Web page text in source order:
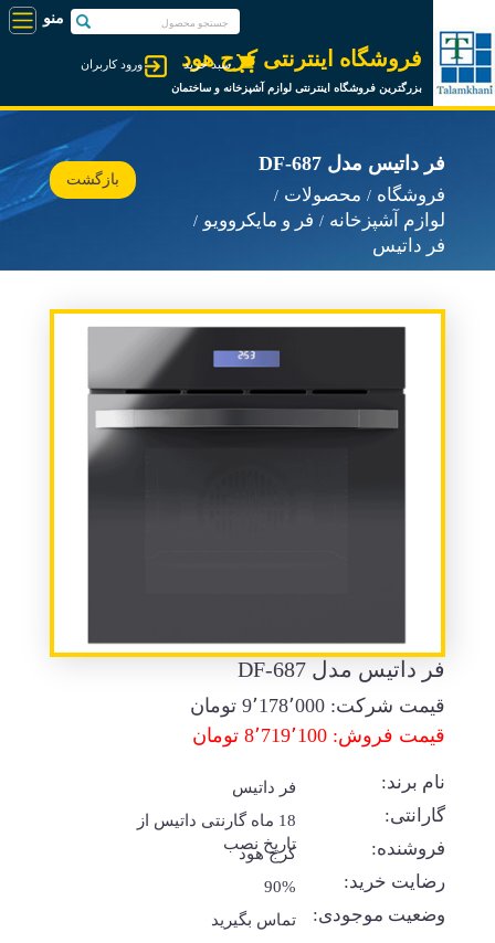
فروشگاه اینترنتی کرج هود
بزرگترین فروشگاه اینترنتی لوازم آشپزخانه و ساختمان
ورود کاربران سبد خرید
فر داتیس مدل DF-687
فروشگاه
محصولات
لوازم آشپزخانه
فر و مایکروویو
فر داتیس
بازگشت
فر داتیس مدل DF-687
قیمت شرکت: 9٬178٬000تومان
قیمت فروش: 8٬719٬100 تومان
نام برند: فر داتیس
گارانتی:
18 ماه گارنتی داتیس از
تاریخ نصب
فروشنده: کرج هود
رضایت خرید: 90%
وضعیت موجودی: تماس بگیرید